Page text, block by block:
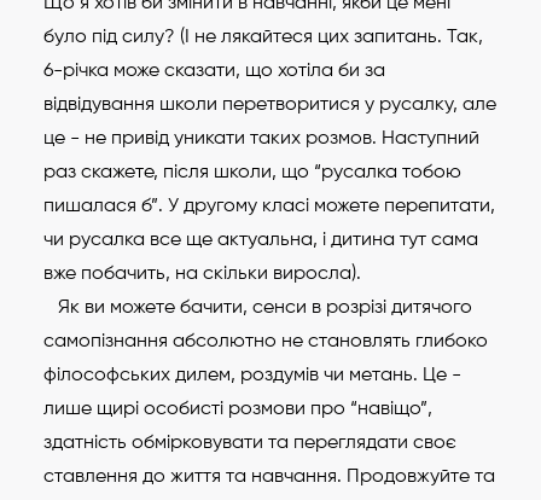
було під силу? (І не лякайтеся цих запитань. Так,
6-річка може сказати, що хотіла би за
відвідування школи перетворитися у русалку, але
це - не привід уникати таких розмов. Наступний
раз скажете, після школи, що “русалка тобою
пишалася б”. У другому класі можете перепитати,
чи русалка все ще актуальна, і дитина тут сама
вже побачить, на скільки виросла).
Як ви можете бачити, сенси в розрізі дитячого
самопізнання абсолютно не становлять глибоко
філософських дилем, роздумів чи метань. Це -
лише щирі особисті розмови про “навіщо”,
здатність обмірковувати та переглядати своє
ставлення до життя та навчання. Продовжуйте та